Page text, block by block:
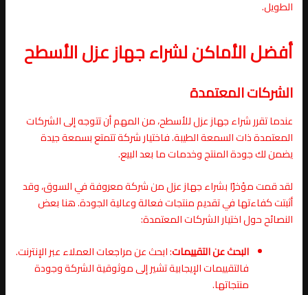
الطويل.
أفضل الأماكن لشراء جهاز عزل الأسطح
الشركات المعتمدة
عندما تقرر شراء جهاز عزل للأسطح، من المهم أن تتوجه إلى الشركات
المعتمدة ذات السمعة الطيبة. فاختيار شركة تتمتع بسمعة جيدة
يضمن لك جودة المنتج وخدمات ما بعد البيع.
لقد قمت مؤخرًا بشراء جهاز عزل من شركة معروفة في السوق، وقد
أثبتت كفاءتها في تقديم منتجات فعالة وعالية الجودة. هنا بعض
النصائح حول اختيار الشركات المعتمدة:
البحث عن التقييمات: ابحث عن مراجعات العملاء عبر الإنترنت.
فالتقييمات الإيجابية تشير إلى موثوقية الشركة وجودة
منتجاتها.